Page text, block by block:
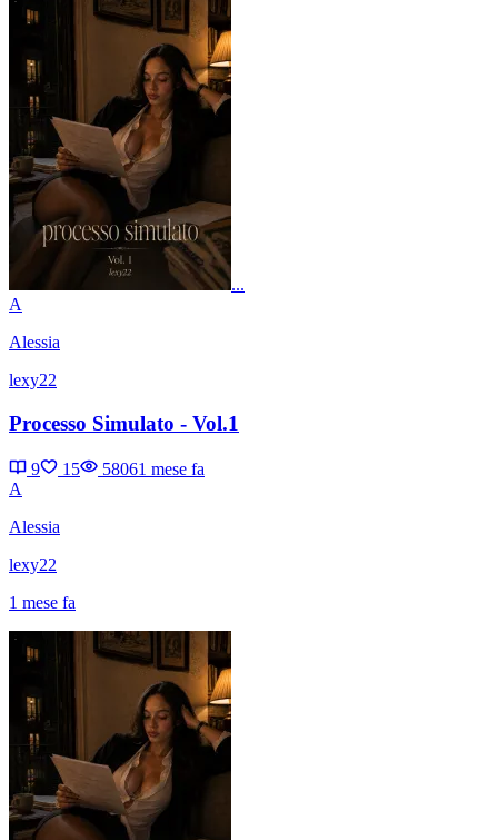
...
A
Alessia
lexy22
Processo Simulato - Vol.1
9 15 58061 mese fa
A
Alessia
lexy22
1 mese fa